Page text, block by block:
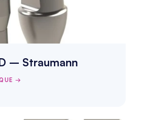
– Straumann
→